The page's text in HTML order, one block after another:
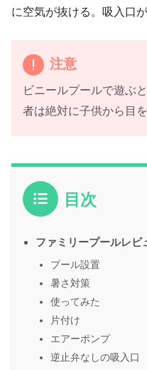
に空気が抜ける。吸入口
注意
ビニールプールで遊ぶ
者は絶対に子供から目
目次
ファミリープールレビ
プール設置
暑さ対策
使ってみた
片付け
エアーポンプ
逆止弁なしの吸入口